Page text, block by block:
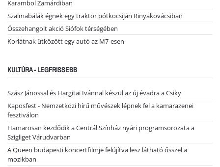
Karambol Zamárdiban
Szalmabálák égnek egy traktor pótkocsiján Rinyakovácsiban
Összehangolt akció Siófok térségében
Korlátnak ütközött egy autó az M7-esen
KULTÚRA - LEGFRISSEBB
Szász Jánossal és Hargitai Ivánnal készül az új évadra a Csiky
Kaposfest - Nemzetközi hírű művészek lépnek fel a kamarazenei
fesztiválon
Hamarosan kezdődik a Centrál Színház nyári programsorozata a
Szigliget Várudvarban
A Queen budapesti koncertfilmje felújítva lesz látható ősszel a
mozikban